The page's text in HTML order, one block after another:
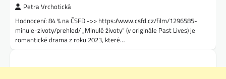
Petra Vrchotická
Hodnocení: 84 % na ČSFD ->> https://www.csfd.cz/film/1296585-
minule-zivoty/prehled/ „Minulé životy“ (v originále Past Lives) je
romantické drama z roku 2023, které…